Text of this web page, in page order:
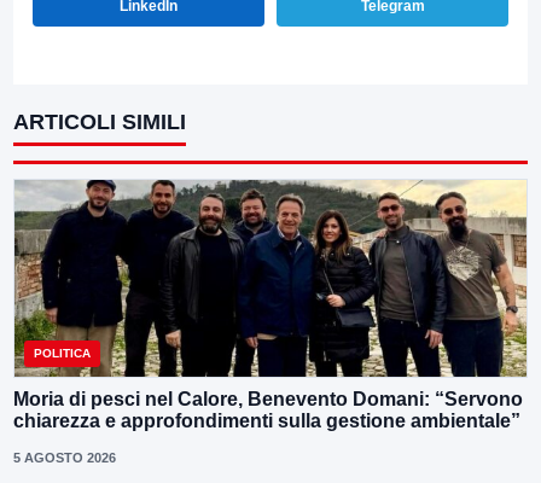
LinkedIn Telegram
ARTICOLI SIMILI
POLITICA
Moria di pesci nel Calore, Benevento Domani: “Servono
chiarezza e approfondimenti sulla gestione ambientale”
5 AGOSTO 2026